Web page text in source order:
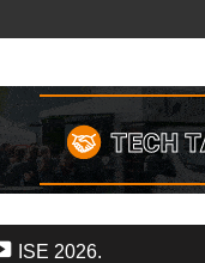
ISE 2026.